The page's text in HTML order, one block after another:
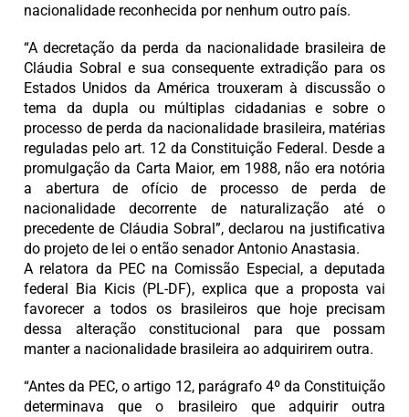
nacionalidade reconhecida por nenhum outro país.
“A decretação da perda da nacionalidade brasileira de
Cláudia Sobral e sua consequente extradição para os
Estados Unidos da América trouxeram à discussão o
tema da dupla ou múltiplas cidadanias e sobre o
processo de perda da nacionalidade brasileira, matérias
reguladas pelo art. 12 da Constituição Federal. Desde a
promulgação da Carta Maior, em 1988, não era notória
a abertura de ofício de processo de perda de
nacionalidade decorrente de naturalização até o
precedente de Cláudia Sobral”, declarou na justificativa
do projeto de lei o então senador Antonio Anastasia.
A relatora da PEC na Comissão Especial, a deputada
federal Bia Kicis (PL-DF), explica que a proposta vai
favorecer a todos os brasileiros que hoje precisam
dessa alteração constitucional para que possam
manter a nacionalidade brasileira ao adquirirem outra.
“Antes da PEC, o artigo 12, parágrafo 4º da Constituição
determinava que o brasileiro que adquirir outra